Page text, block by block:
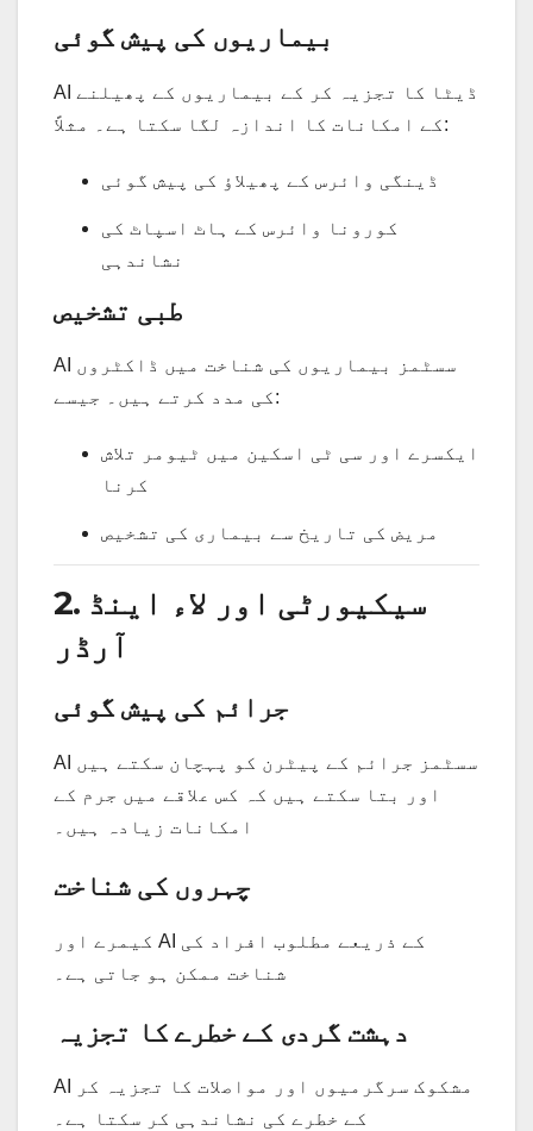
بیماریوں کی پیش گوئی
AI ڈیٹا کا تجزیہ کر کے بیماریوں کے پھیلنے
کے امکانات کا اندازہ لگا سکتا ہے۔ مثلاً:
ڈینگی وائرس کے پھیلاؤ کی پیش گوئی
کورونا وائرس کے ہاٹ اسپاٹ کی
نشاندہی
طبی تشخیص
AI سسٹمز بیماریوں کی شناخت میں ڈاکٹروں
کی مدد کرتے ہیں۔ جیسے:
ایکسرے اور سی ٹی اسکین میں ٹیومر تلاش
کرنا
مریض کی تاریخ سے بیماری کی تشخیص
2. سیکیورٹی اور لاء اینڈ
آرڈر
جرائم کی پیش گوئی
AI سسٹمز جرائم کے پیٹرن کو پہچان سکتے ہیں
اور بتا سکتے ہیں کہ کس علاقے میں جرم کے
امکانات زیادہ ہیں۔
چہروں کی شناخت
کیمرے اور AI کے ذریعے مطلوب افراد کی
شناخت ممکن ہو جاتی ہے۔
دہشت گردی کے خطرے کا تجزیہ
AI مشکوک سرگرمیوں اور مواصلات کا تجزیہ کر
کے خطرے کی نشاندہی کر سکتا ہے۔